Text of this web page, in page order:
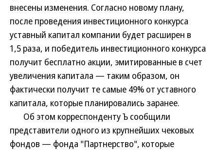
внесены изменения. Согласно новому плану,
после проведения инвестиционного конкурса
уставный капитал компании будет расширен в
1,5 раза, и победитель инвестиционного конкурса
получит бесплатно акции, эмитированные в счет
увеличения капитала — таким образом, он
фактически получит те самые 49% от уставного
капитала, которые планировались заранее.
Об этом корреспонденту Ъ сообщили
представители одного из крупнейших чековых
фондов — фонда "Партнерство", которые